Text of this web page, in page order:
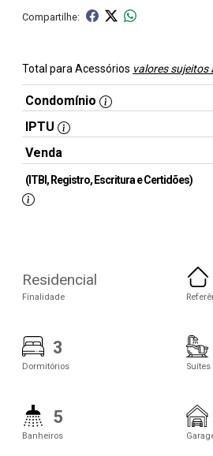
Compartilhe:
Total para Acessórios valores sujeitos
Condomínio
IPTU
Venda
(ITBI, Registro, Escritura e Certidões)
Residencial
Finalidade
3
Dormitórios Suítes
5
Banheiros